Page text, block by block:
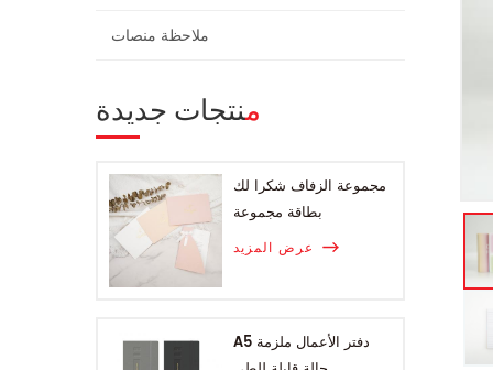
ملاحظة منصات
منتجات جديدة
مجموعة الزفاف شكرا لك
بطاقة مجموعة
عرض المزيد
A5 دفتر الأعمال ملزمة